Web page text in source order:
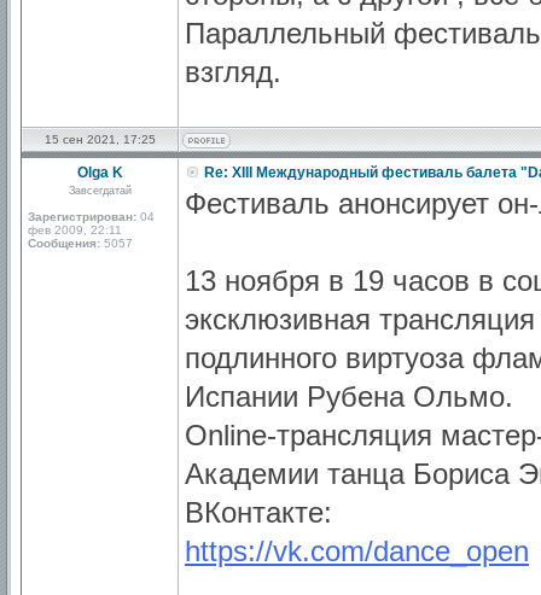
Параллельный
взгляд.
15 сен 2021, 17:25
Olga K
Завсегдатай
Зарегистрирован: 04
фев 2009, 22:11
Сообщения: 5057
Re: XIII Международный фестиваль балета
Фестиваль анонсирует
13 ноября в 19 часов в
эксклюзивная
подлинного виртуоза
Испании Рубена Ольмо.
Online-трансляция
Академии танца Бориса
ВКонтакте:
https://vk.com/dance_open